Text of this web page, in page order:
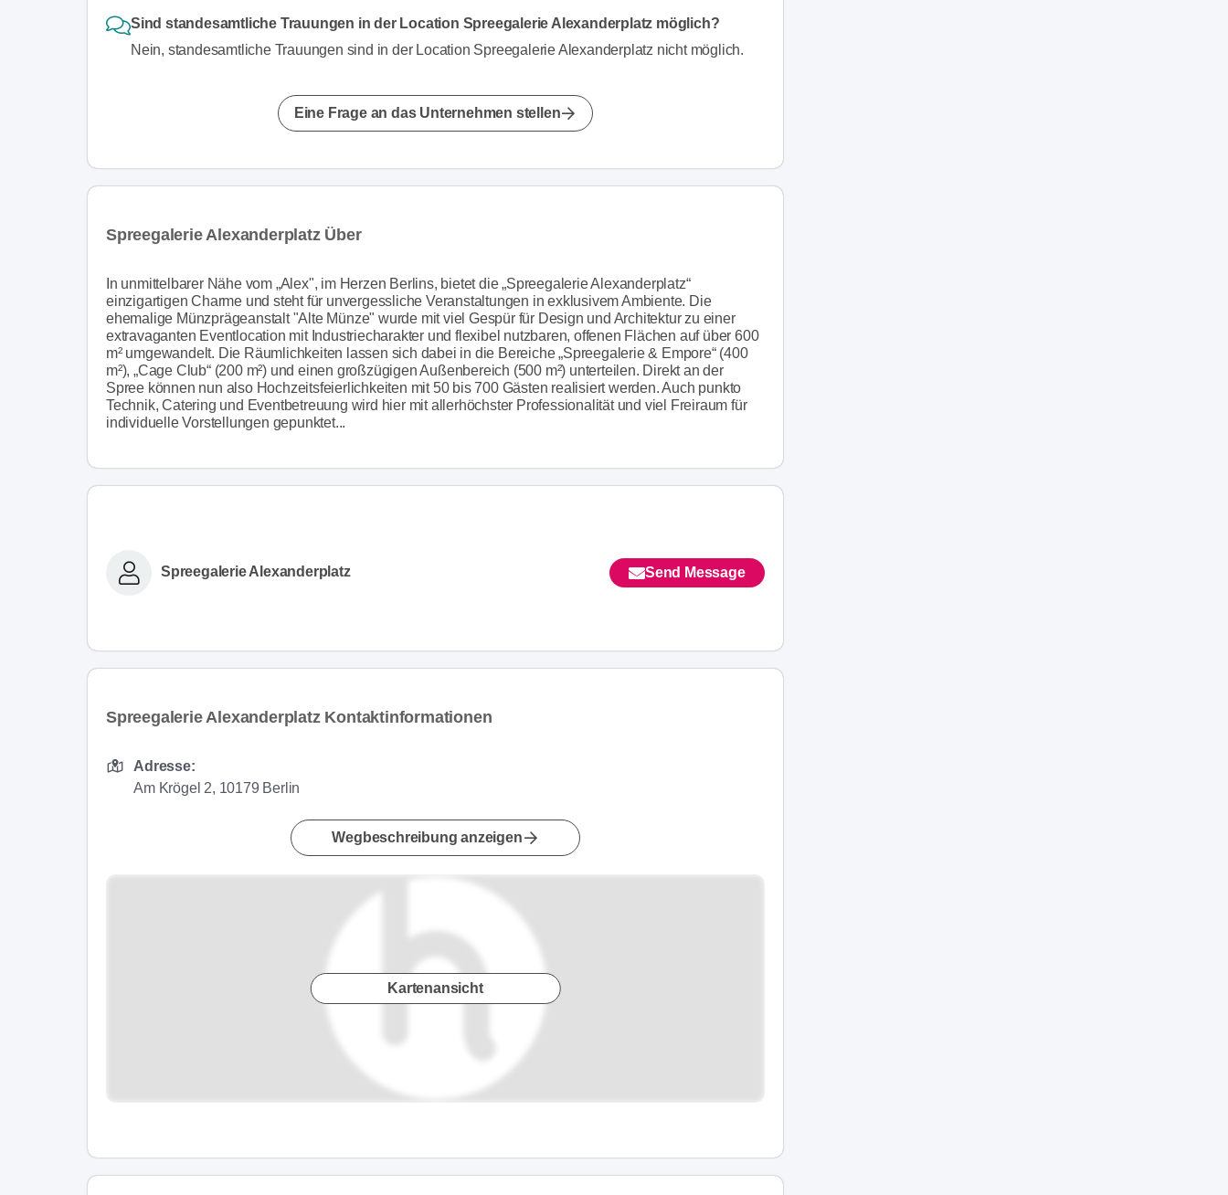
Sind standesamtliche Trauungen in der Location Spreegalerie Alexanderplatz möglich?
Nein, standesamtliche Trauungen sind in der Location Spreegalerie Alexanderplatz nicht möglich.
Eine Frage an das Unternehmen stellen
Spreegalerie Alexanderplatz Über
In unmittelbarer Nähe vom „Alex", im Herzen Berlins, bietet die „Spreegalerie Alexanderplatz“
einzigartigen Charme und steht für unvergessliche Veranstaltungen in exklusivem Ambiente. Die
ehemalige Münzprägeanstalt "Alte Münze" wurde mit viel Gespür für Design und Architektur zu einer
extravaganten Eventlocation mit Industriecharakter und flexibel nutzbaren, offenen Flächen auf über 600
m² umgewandelt. Die Räumlichkeiten lassen sich dabei in die Bereiche „Spreegalerie & Empore“ (400
m²), „Cage Club“ (200 m²) und einen großzügigen Außenbereich (500 m²) unterteilen. Direkt an der
Spree können nun also Hochzeitsfeierlichkeiten mit 50 bis 700 Gästen realisiert werden. Auch punkto
Technik, Catering und Eventbetreuung wird hier mit allerhöchster Professionalität und viel Freiraum für
individuelle Vorstellungen gepunktet...
Spreegalerie Alexanderplatz Send Message
Spreegalerie Alexanderplatz Kontaktinformationen
Adresse:
Am Krögel 2, 10179 Berlin
Wegbeschreibung anzeigen
Kartenansicht